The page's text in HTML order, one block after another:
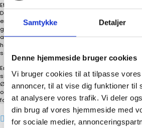
Samtykke Detaljer
Denne hjemmeside bruger cookies
Vi bruger cookies til at tilpasse
annoncer, til at vise dig funktioner til
at analysere vores trafik. Vi deler
din brug af vores hjemmeside med
for sociale medier,
Et andet tip: tag back-ups af og til, evt. hver md.
Der er flere måder at tage back-ups på – Du
endelig bare hvis du er i tvivl om hvordan det skal
gøres. Du kan også finde løsninger, som laver
automatiske back-ups hver måned. Disse
hører sommetider med til den hosting man kører,
som en service de tilbyder.
Er du stadig i tvivl om hvad du skal gøre i sådan en
situation, står vi klar til at guide dig helt gratis.
Ønsker du at dette er helt ude fra dit ansvar, kan
også lave en supportaftale sammen, eller aftale en
fast timepris.
Hvad skal jeg vælge af CMS system til